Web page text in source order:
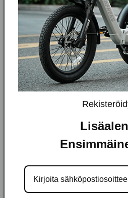
Sisällysluettelo
Laajennetut takuusuunnitelmat
yhteenveto
Yksityiskohtaiset ehdot
Rekisteröidy nyt
myyntihälytyksiä